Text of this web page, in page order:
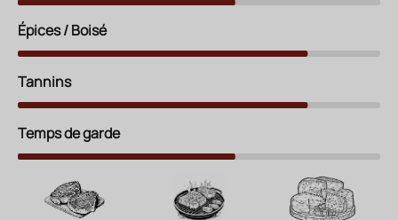
Épices / Boisé
Tannins
Temps de garde